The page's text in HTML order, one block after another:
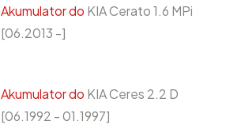
Akumulator do KIA Cerato 1.6 MPi
[06.2013 -]
Akumulator do KIA Ceres 2.2 D
[06.1992 - 01.1997]